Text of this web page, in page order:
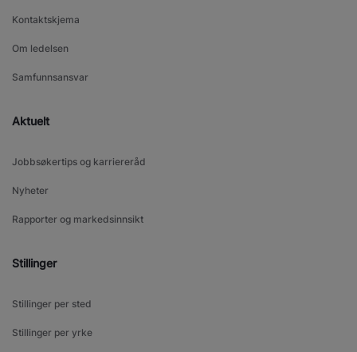
Kontaktskjema
Om ledelsen
Samfunnsansvar
Aktuelt
Jobbsøkertips og karriereråd
Nyheter
Rapporter og markedsinnsikt
Stillinger
Stillinger per sted
Stillinger per yrke